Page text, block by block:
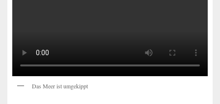
Das Meer ist umgekippt